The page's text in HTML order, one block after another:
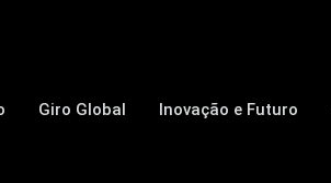
Giro Global Inovação e Futuro